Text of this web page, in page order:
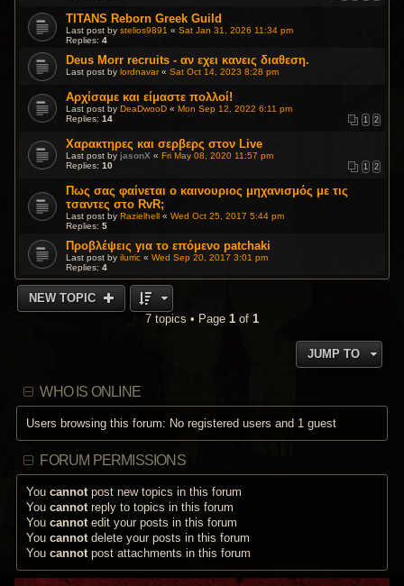
TITANS Reborn Greek Guild
Last post bystelios9891 «Sat Jan 31, 2026 11:34 pm
Replies:4
Deus Morr recruits - αν εχει κανεις διαθεση.
Last post bylordnavar«Sat Oct 14, 2023 8:28 pm
Αρχίσαμε και είμαστε πολλοί!
Last post byDeaDwooD «Mon Sep 12, 2022 6:11 pm
Replies:14 1 2
Χαρακτηρες και σερβερς στον Live
Last post byjasonX «Fri May 08, 2020 11:57 pm
Replies:10 1 2
Πως σας φαίνεται ο καινουριος μηχανισμός με τις
τσαντες στο RvR;
Last post byRazielhell «Wed Oct 25, 2017 5:44 pm
Replies:5
Προβλέψεις για το επόμενο patchaki
Last post byilurric «Wed Sep 20, 2017 3:01 pm
Replies:4
NEW TOPIC
7 topics • Page 1 of 1
JUMP TO
WHO IS ONLINE
Users browsing this forum: No registered users and 1 guest
FORUM PERMISSIONS
Youcannotpost new topics in this forum
Youcannotreply to topics in this forum
Youcannotedit your posts in this forum
Youcannotdelete your posts in this forum
Youcannotpost attachments in this forum